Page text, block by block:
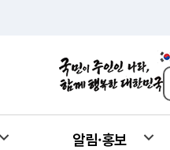
알림·홍보